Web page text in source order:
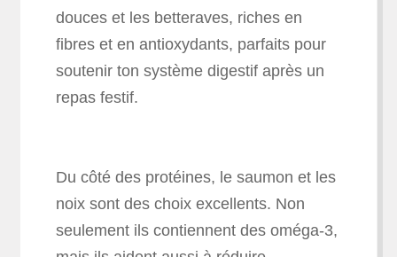
douces et les betteraves, riches en
fibres et en antioxydants, parfaits pour
soutenir ton système digestif après un
repas festif.
Du côté des protéines, le saumon et les
noix sont des choix excellents. Non
seulement ils contiennent des oméga-3,